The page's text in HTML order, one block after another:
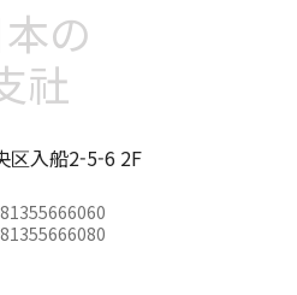
の
社
区入船2-5-6 2F